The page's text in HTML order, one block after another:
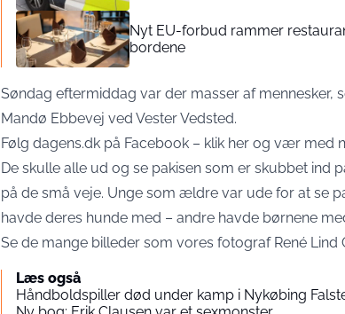
Nyt EU-forbud rammer
bordene
Søndag eftermiddag var der masser af mennesker,
Mandø Ebbevej ved Vester Vedsted.
Følg dagens.dk på Facebook – klik her og vær med
De skulle alle ud og se pakisen som er skubbet ind
på de små veje. Unge som ældre var ude for at se
havde deres hunde med – andre havde børnene
Se de mange billeder som vores fotograf René Lind
Læs også
Håndboldspiller død under kamp i Nykøbing